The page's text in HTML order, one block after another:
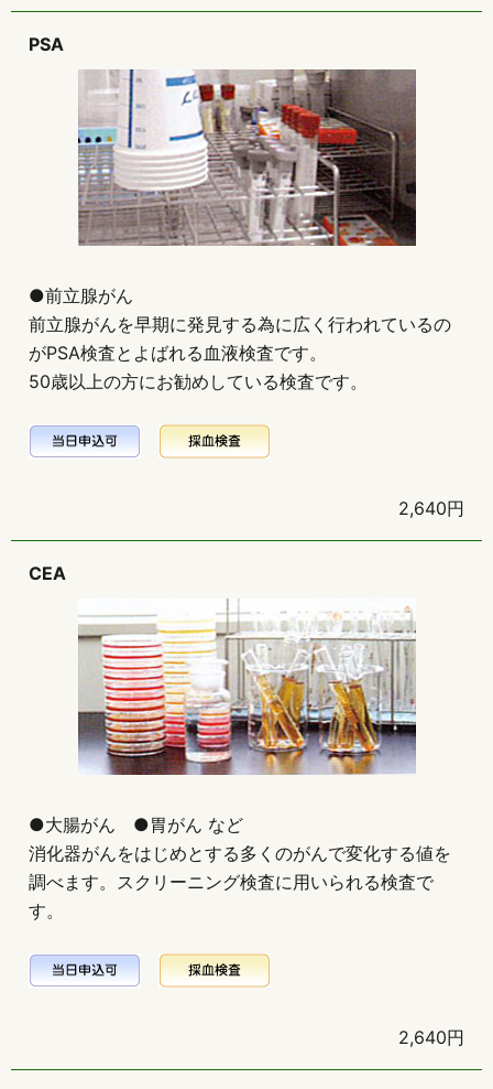
PSA
●前立腺がん
前立腺がんを早期に発見する為に広く行われているの
がPSA検査とよばれる血液検査です。
50歳以上の方にお勧めしている検査です。
2,640円
CEA
●大腸がん ●胃がん など
消化器がんをはじめとする多くのがんで変化する値を
調べます。スクリーニング検査に用いられる検査で
す。
2,640円